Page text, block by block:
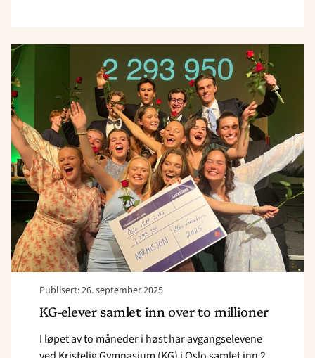
Publisert: 26. september 2025
KG-elever samlet inn over to millioner
I løpet av to måneder i høst har avgangselevene
article
"KG-
elever
samlet
inn
over
to
millioner"